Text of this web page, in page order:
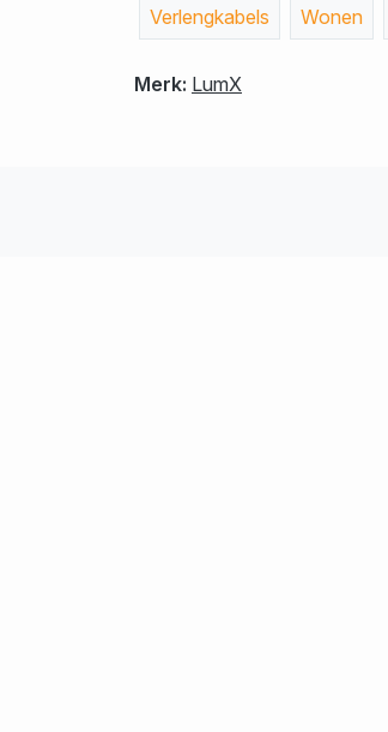
Verlengkabels Wonen
Merk: LumX